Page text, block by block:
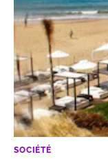
SOCIÉTÉ